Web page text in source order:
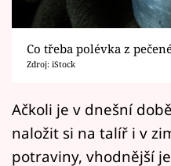
Filmový festival
Pořady
Mámy sobě
Přihlášení
Co třeba polévka z
Zdroj: iStock
Ačkoli je v dnešní
naložit si na talíř i v
potraviny, vhodnější